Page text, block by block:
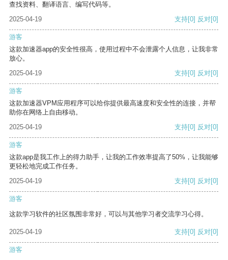
查找资料、翻译语言、编写代码等。
2025-04-19
支持[0] 反对[0]
游客
这款加速器app的安全性很高，使用过程中不会泄露个人信息，让我非常
放心。
2025-04-19
支持[0] 反对[0]
游客
这款加速器VPM应用程序可以给你提供最高速度和安全性的连接，并帮
助你在网络上自由移动。
2025-04-19
支持[0] 反对[0]
游客
这款app是我工作上的得力助手，让我的工作效率提高了50%，让我能够
更轻松地完成工作任务。
2025-04-19
支持[0] 反对[0]
游客
这款学习软件的社区氛围非常好，可以与其他学习者交流学习心得。
2025-04-19 支持[0] 反对[0]
游客